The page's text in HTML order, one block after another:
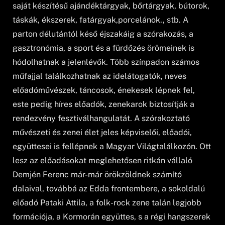
saját készítésű ajándéktárgyak, bőrtárgyak, bútorok,
táskák, ékszerek, fatárgyak,porcelánok., stb. A
parton délutántól késő éjszakáig a szórakozás, a
gasztronómia, a sport és a fürdőzés örömeinek is
hódolhatnak a jelenlévők. Több színpadon számos
műfajjal találkozhatnak az idelátogatók, neves
előadóművészek, táncosok, énekesek lépnek fel,
este pedig híres előadók, zenekarok biztosítják a
rendezvény fesztiválhangulatát. A szórakoztató
művészeti és zenei élet jeles képviselői, előadói,
együttesei is fellépnek a Magyar Világtalálkozón. Ott
lesz az előadásokat meglehetősen ritkán vállaló
Demjén Ferenc már-már örökzöldnek számító
dalaival, továbbá az Edda frontembere, a sokoldalú
előadó Pataki Attila, a folk-rock zene talán legjobb
formációja, a Kormorán együttes, s a régi hangszerek